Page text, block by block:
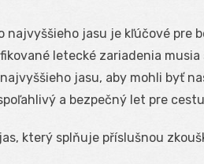
najvyššieho jasu je kľúčové pre
letecké zariadenia
jasu, aby mohli byť
a bezpečný let pre
který splňuje příslušnou